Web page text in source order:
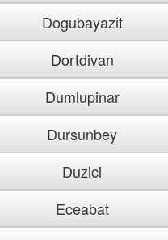
Dogubayazit
Dortdivan
Dumlupinar
Dursunbey
Duzici
Eceabat